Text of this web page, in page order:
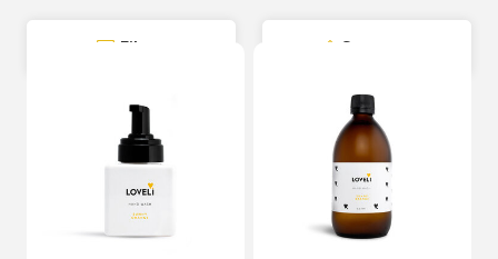
Filter Sorteer